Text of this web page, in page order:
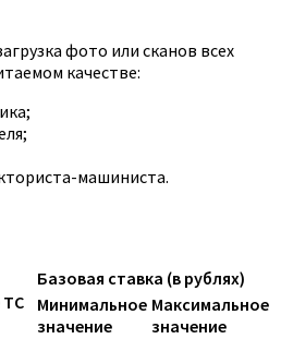
фото или сканов всех
качестве:
машиниста.
ТС
Базовая ставка (в рублях)
Минимальное
значение
Максимальное
значение